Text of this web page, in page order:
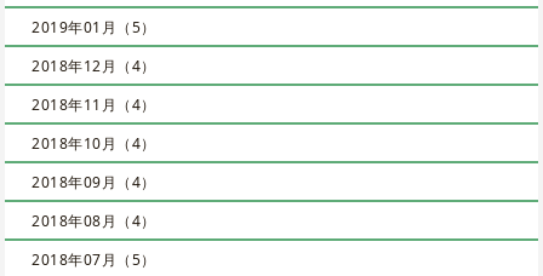
2019年01月（5）
2018年12月（4）
2018年11月（4）
2018年10月（4）
2018年09月（4）
2018年08月（4）
2018年07月（5）